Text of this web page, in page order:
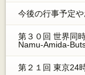
今後の行事予定
第３０回 世界同
Namu-Amida-
第２１回 東京24